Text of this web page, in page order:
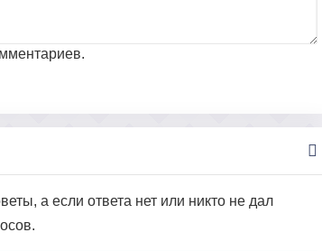
а если ответа нет или никто не дал